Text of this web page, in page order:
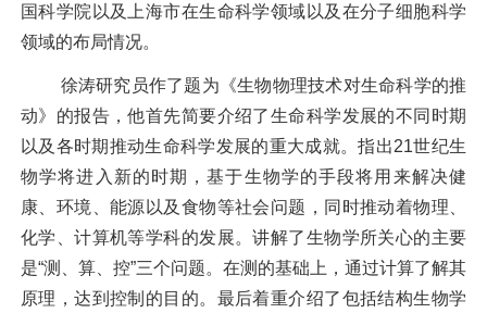
国科学院以及上海市在生命科学领域以及在分子细胞科学
领域的布局情况。
徐涛研究员作了题为《生物物理技术对生命科学的推
动》的报告，他首先简要介绍了生命科学发展的不同时期
以及各时期推动生命科学发展的重大成就。指出21世纪生
物学将进入新的时期，基于生物学的手段将用来解决健
康、环境、能源以及食物等社会问题，同时推动着物理、
化学、计算机等学科的发展。讲解了生物学所关心的主要
是“测、算、控”三个问题。在测的基础上，通过计算了解其
原理，达到控制的目的。最后着重介绍了包括结构生物学